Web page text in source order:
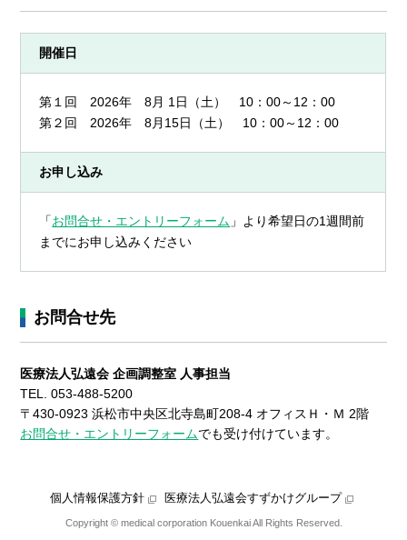
開催日
第１回 2026年 8月 1日（土） 10：00～12：00
第２回 2026年 8月15日（土） 10：00～12：00
お申し込み
「お問合せ・エントリーフォーム 」より希望日の1週間前
までにお申し込みください
お問合せ先
医療法人弘遠会 企画調整室 人事担当
TEL. 053-488-5200
〒430-0923 浜松市中央区北寺島町208-4 オフィスＨ・Ｍ 2階
お問合せ・エントリーフォームでも受け付けています。
個人情報保護方針 医療法人弘遠会すずかけグループ
Copyright © medical corporation Kouenkai All Rights Reserved.